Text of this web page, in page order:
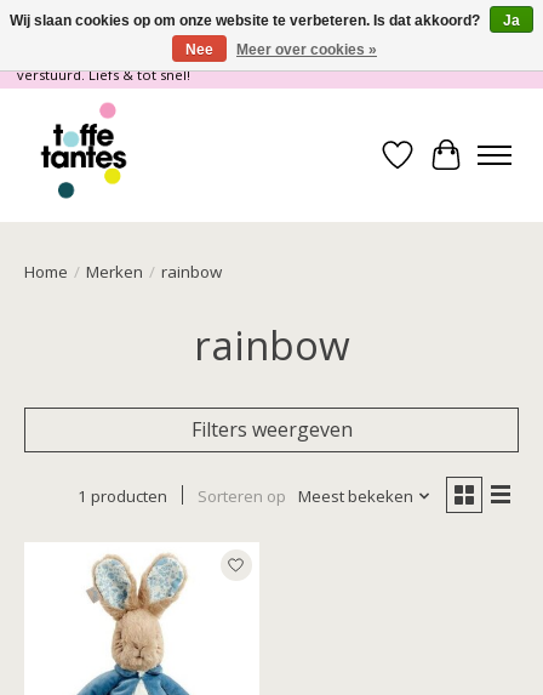
Wij gaan op vakantie! vanaf 4 juli t/m 21 juli worden er geen pakketjes
verstuurd. Liefs & tot snel!
Verlanglijst
Home / Merken / rainbow
rainbow
Filters weergeven
1 producten Sorteren op Meest bekeken
Wij slaan cookies op om onze website te verbeteren. Is dat akkoord?
Ja
Nee
Meer over cookies »